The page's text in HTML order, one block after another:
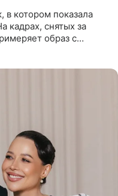
котором показала
кадрах, снятых за
образ с